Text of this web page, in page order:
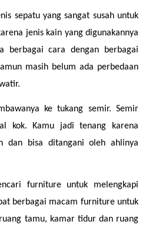
sepatu yang sangat susah untuk
jenis kain yang digunakannya
berbagai cara dengan berbagai
masih belum ada perbedaan
ke tukang semir. Semir
kok. Kamu jadi tenang karena
dan bisa ditangani oleh ahlinya
furniture untuk melengkapi
berbagai macam furniture untuk
tamu, kamar tidur dan ruang